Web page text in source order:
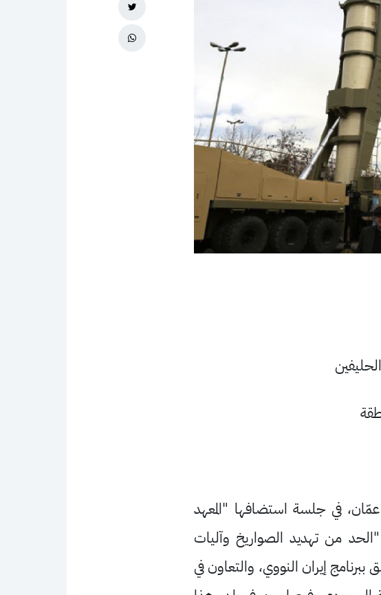
عمّان، في جلسة استضافها "المعهد
من تهديد الصواريخ وآليات
ببرنامج إيران النووي، والتعاون في